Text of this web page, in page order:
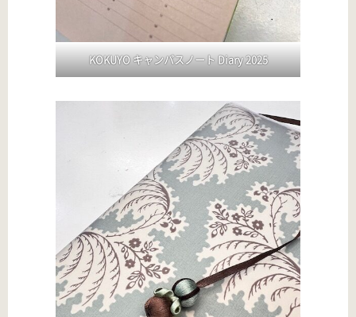
KOKUYO キャンパスノート Diary 2025